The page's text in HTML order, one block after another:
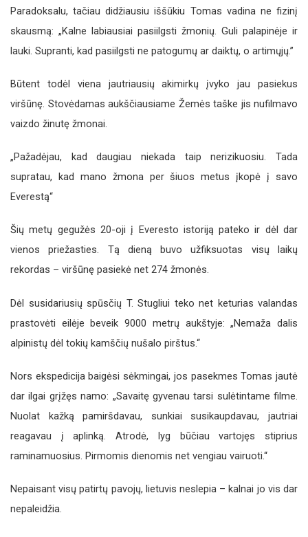
Paradoksalu, tačiau didžiausiu iššūkiu Tomas vadina ne fizinį
skausmą: „Kalne labiausiai pasiilgsti žmonių. Guli palapinėje ir
lauki. Supranti, kad pasiilgsti ne patogumų ar daiktų, o artimųjų.”
Būtent todėl viena jautriausių akimirkų įvyko jau pasiekus
viršūnę. Stovėdamas aukščiausiame Žemės taške jis nufilmavo
vaizdo žinutę žmonai.
„Pažadėjau, kad daugiau niekada taip nerizikuosiu. Tada
supratau, kad mano žmona per šiuos metus įkopė į savo
Everestą“
Šių metų gegužės 20-oji į Everesto istoriją pateko ir dėl dar
vienos priežasties. Tą dieną buvo užfiksuotas visų laikų
rekordas – viršūnę pasiekė net 274 žmonės.
Dėl susidariusių spūsčių T. Stugliui teko net keturias valandas
prastovėti eilėje beveik 9000 metrų aukštyje: „Nemaža dalis
alpinistų dėl tokių kamščių nušalo pirštus.“
Nors ekspedicija baigėsi sėkmingai, jos pasekmes Tomas jautė
dar ilgai grįžęs namo: „Savaitę gyvenau tarsi sulėtintame filme.
Nuolat kažką pamiršdavau, sunkiai susikaupdavau, jautriai
reagavau į aplinką. Atrodė, lyg būčiau vartojęs stiprius
raminamuosius. Pirmomis dienomis net vengiau vairuoti.“
Nepaisant visų patirtų pavojų, lietuvis neslepia – kalnai jo vis dar
nepaleidžia.